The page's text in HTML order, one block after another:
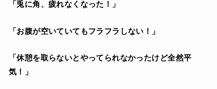
「兎に角、疲れなくなった！」
「お腹が空いていてもフラフラしない！」
「休憩を取らないとやってられなかったけど全然平
気！」